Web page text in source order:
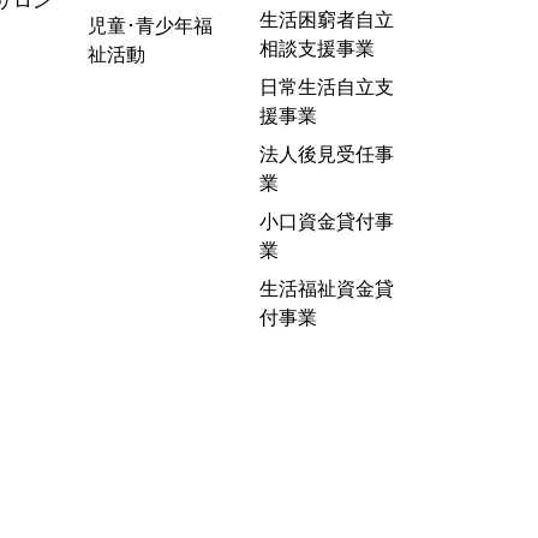
児童･青少年福
祉活動
生活困窮者自立
相談支援事業
日常生活自立支
援事業
法人後見受任事
業
小口資金貸付事
業
生活福祉資金貸
付事業